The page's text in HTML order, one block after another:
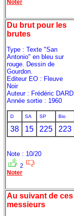
Noter
Du brut pour les
brutes
Type : Texte "San
Antonio" en bleu sur
rouge. Dessin de
Gourdon.
Editeur EO : Fleuve
Noir
Auteur : Frédéric DARD
Année sortie : 1960
D SA SP Bio
38 15 225 223
Note : 10/20
2
Noter
Au suivant de ces
messieurs